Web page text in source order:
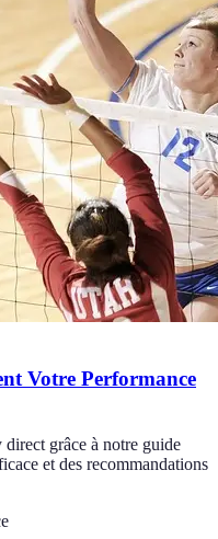
Votre Performance
grâce à notre guide
et des recommandations